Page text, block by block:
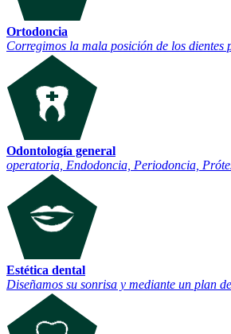
Ortodoncia
Corregimos la mala posición de los
Odontología general
operatoria, Endodoncia, Periodoncia,
Estética dental
Diseñamos su sonrisa y mediante un plan